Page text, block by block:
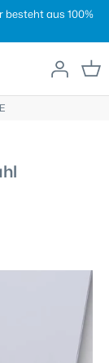
besteht aus 100%